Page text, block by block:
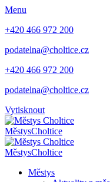
Menu
+420 466 972 200
podatelna@choltice.cz
+420 466 972 200
podatelna@choltice.cz
Vytisknout
MěstysCholtice
MěstysCholtice
Městys